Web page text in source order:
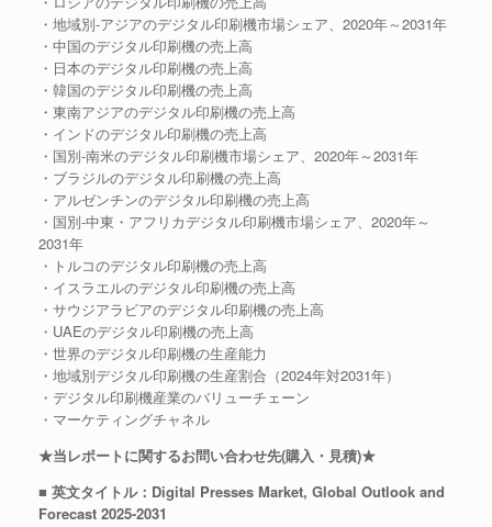
・地域別-アジアのデジタル印刷機市場シェア、2020年～2031年
・中国のデジタル印刷機の売上高
・日本のデジタル印刷機の売上高
・韓国のデジタル印刷機の売上高
・東南アジアのデジタル印刷機の売上高
・インドのデジタル印刷機の売上高
・国別-南米のデジタル印刷機市場シェア、2020年～2031年
・ブラジルのデジタル印刷機の売上高
・アルゼンチンのデジタル印刷機の売上高
・国別-中東・アフリカデジタル印刷機市場シェア、2020年～
2031年
・トルコのデジタル印刷機の売上高
・イスラエルのデジタル印刷機の売上高
・サウジアラビアのデジタル印刷機の売上高
・UAEのデジタル印刷機の売上高
・世界のデジタル印刷機の生産能力
・地域別デジタル印刷機の生産割合（2024年対2031年）
・デジタル印刷機産業のバリューチェーン
・マーケティングチャネル
★当レポートに関するお問い合わせ先(購入・見積)★
■ 英文タイトル：Digital Presses Market, Global Outlook and
Forecast 2025-2031